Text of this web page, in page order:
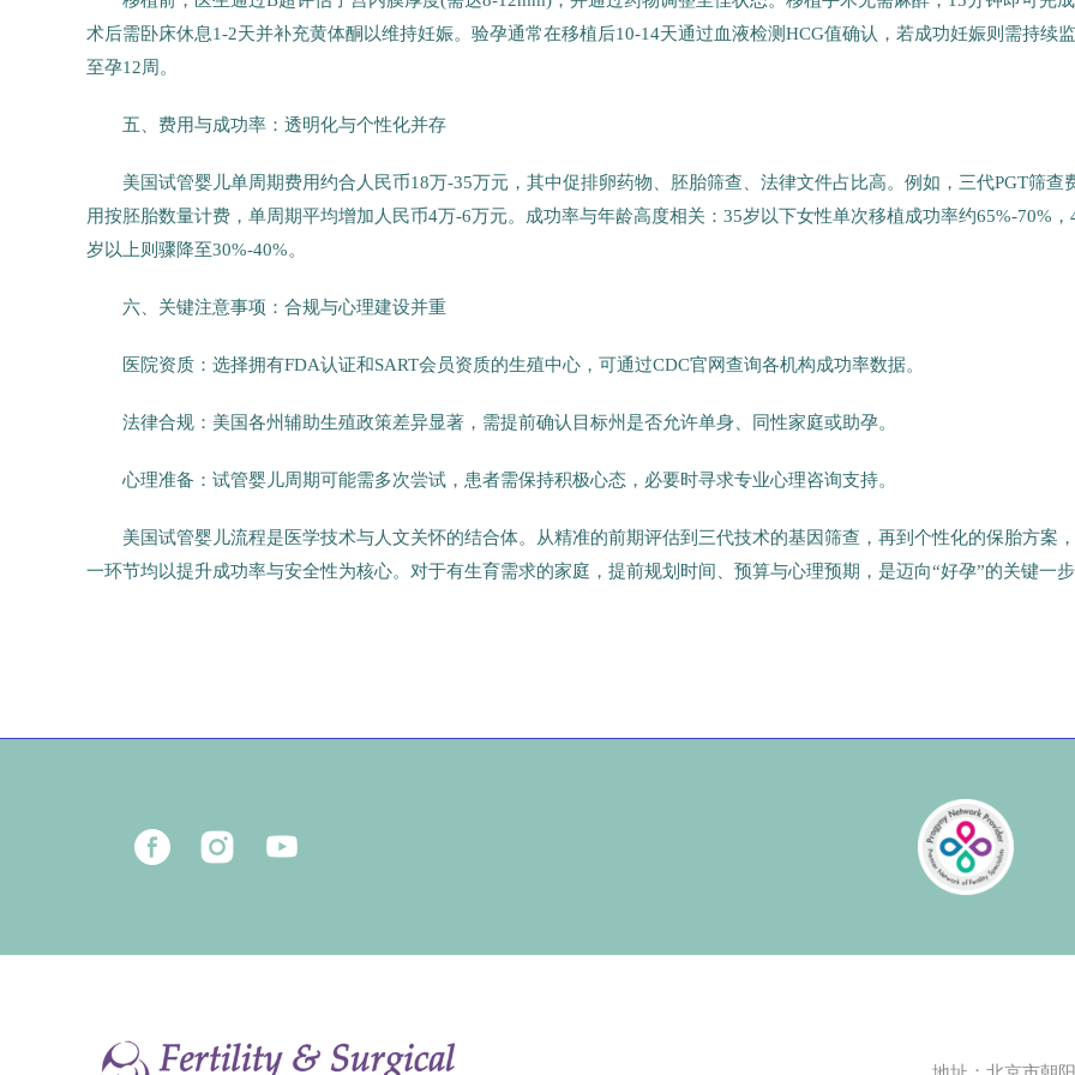
术后需卧床休息1-2天并补充黄体酮以维持妊娠。验孕通常在移植后10-14天通过血液检测HCG值确认，若成功妊娠则需持续
至孕12周。
五、费用与成功率：透明化与个性化并存
美国试管婴儿单周期费用约合人民币18万-35万元，其中促排卵药物、胚胎筛查、法律文件占比高。例如，三代PGT筛查
用按胚胎数量计费，单周期平均增加人民币4万-6万元。成功率与年龄高度相关：35岁以下女性单次移植成功率约65%-70%，
岁以上则骤降至30%-40%。
六、关键注意事项：合规与心理建设并重
医院资质：选择拥有FDA认证和SART会员资质的生殖中心，可通过CDC官网查询各机构成功率数据。
法律合规：美国各州辅助生殖政策差异显著，需提前确认目标州是否允许单身、同性家庭或助孕。
心理准备：试管婴儿周期可能需多次尝试，患者需保持积极心态，必要时寻求专业心理咨询支持。
美国试管婴儿流程是医学技术与人文关怀的结合体。从精准的前期评估到三代技术的基因筛查，再到个性化的保胎方案
一环节均以提升成功率与安全性为核心。对于有生育需求的家庭，提前规划时间、预算与心理预期，是迈向“好孕”的关键一步